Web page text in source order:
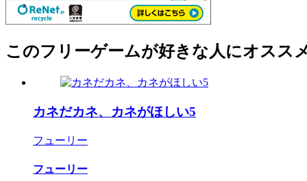
このフリーゲームが好きな人にオスス
カネだカネ、カネがほしい5
フューリー
フューリー